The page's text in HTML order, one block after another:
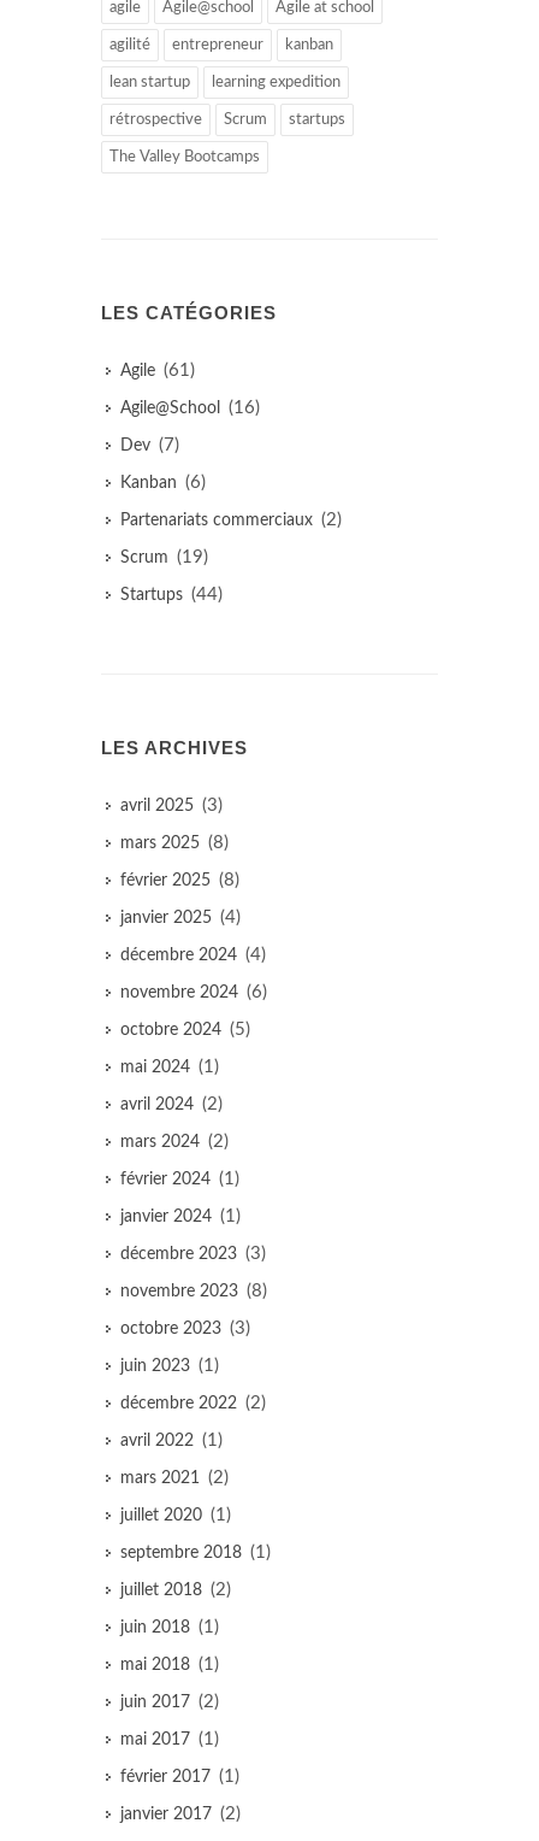
agile Agile@school Agile at school
agilité entrepreneur kanban
lean startup learning expedition
rétrospective Scrum startups
The Valley Bootcamps
LES CATÉGORIES
Agile (61)
Agile@School (16)
Dev (7)
Kanban (6)
Partenariats commerciaux (2)
Scrum (19)
Startups (44)
LES ARCHIVES
avril 2025 (3)
mars 2025 (8)
février 2025 (8)
janvier 2025 (4)
décembre 2024 (4)
novembre 2024 (6)
octobre 2024 (5)
mai 2024 (1)
avril 2024 (2)
mars 2024 (2)
février 2024 (1)
janvier 2024 (1)
décembre 2023 (3)
novembre 2023 (8)
octobre 2023 (3)
juin 2023 (1)
décembre 2022 (2)
avril 2022 (1)
mars 2021 (2)
juillet 2020 (1)
septembre 2018 (1)
juillet 2018 (2)
juin 2018 (1)
mai 2018 (1)
juin 2017 (2)
mai 2017 (1)
février 2017 (1)
janvier 2017 (2)